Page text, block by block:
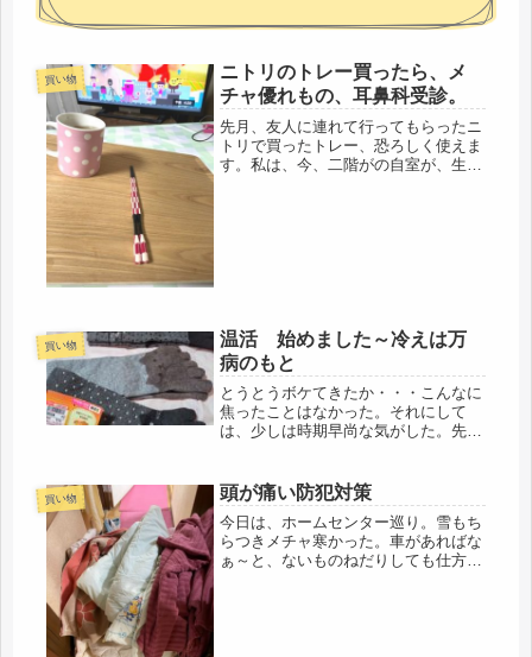
買い物
ニトリのトレー買ったら、メ
チャ優れもの、耳鼻科受診。
先月、友人に連れて行ってもらったニ
トリで買ったトレー、恐ろしく使えま
す。私は、今、二階がの自室が、生活
買い物
温活 始めました～冷えは万
病のもと
とうとうボケてきたか・・・こんなに
焦ったことはなかった。それにして
は、少しは時期早尚な気がした。先週
掃除やら、体力消耗。その上、調子に
乗って、涼しくなったのだから、駅ま
では歩...
買い物 頭が痛い防犯対策
今日は、ホームセンター巡り。雪もち
らつきメチャ寒かった。車があればな
ぁ～と、ないものねだりしても仕方な